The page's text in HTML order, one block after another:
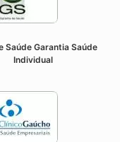
Saúde Garantia Saúde
Individual